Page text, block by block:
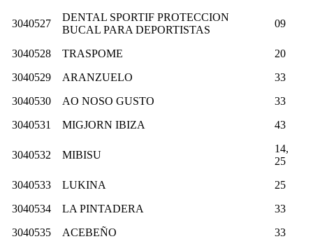
3040527
DENTAL SPORTIF PROTECCION
BUCAL PARA DEPORTISTAS
09
3040528 TRASPOME
20
3040529
ARANZUELO
33
3040530
AO NOSO GUSTO
33
3040531
MIGJORN IBIZA 43
3040532 MIBISU
14,
25
3040533
LUKINA
25
3040534
LA PINTADERA
33
3040535
ACEBEÑO 33